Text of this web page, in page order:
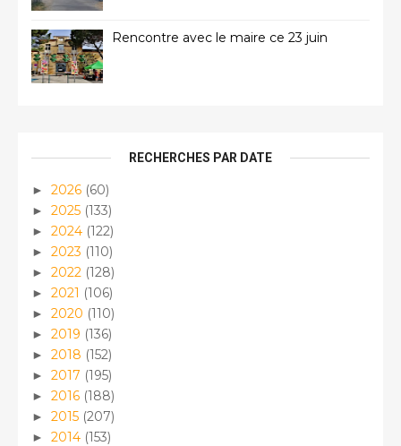
Rencontre avec le maire ce 23 juin
RECHERCHES PAR DATE
► 2026 (60)
► 2025 (133)
► 2024 (122)
► 2023 (110)
► 2022 (128)
► 2021 (106)
► 2020 (110)
► 2019 (136)
► 2018 (152)
► 2017 (195)
► 2016 (188)
► 2015 (207)
► 2014 (153)